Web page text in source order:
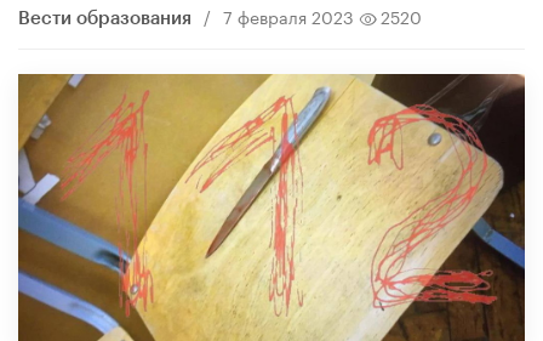
Вести образования / 7 февраля 2023 2520